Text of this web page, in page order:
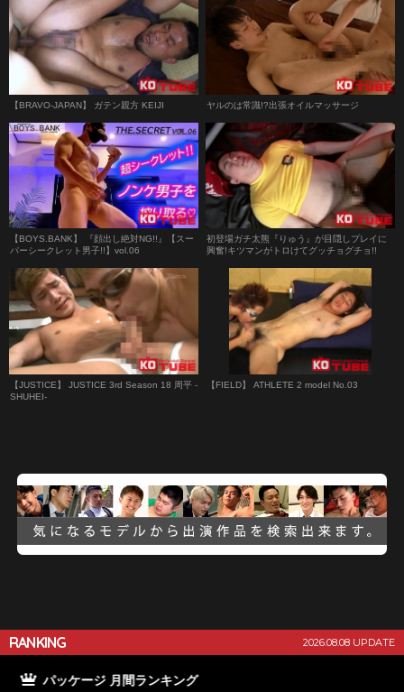
【BRAVO-JAPAN】 ガテン親方 KEIJI ヤルのは常識!?出張オイルマッサージ
【BOYS.BANK】 『顔出し絶対NG!!』【スー
パーシークレット男子!!】vol.06
初登場ガチ太熊『りゅう』が目隠しプレイに
興奮!キツマンがトロけてグッチョグチョ!!
【JUSTICE】 JUSTICE 3rd Season 18 周平 -
SHUHEI-
【FIELD】 ATHLETE 2 model No.03
RANKING 2026.08.08 UPDATE
パッケージ 週間ランキング